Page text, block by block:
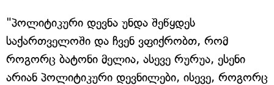
"პოლიტიკური დევნა უნდა შეწყდეს
საქართველოში და ჩვენ ვფიქრობთ, რომ
როგორც ბატონი მელია, ასევე რურუა, ესენი
არიან პოლიტიკური დევნილები, ისევე, როგორც